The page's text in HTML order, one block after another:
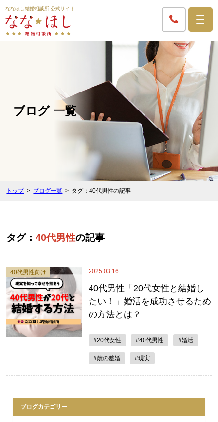
ななほし結婚相談所 公式サイト
ブログ 一覧
トップ ブログ一覧 タグ：40代男性の記事
タグ：40代男性の記事
2025.03.16
40代男性向け
40代男性「20代女性と結婚し
たい！」婚活を成功させるため
の方法とは？
#20代女性 #40代男性 #婚活
#歳の差婚 #現実
ブログカテゴリー